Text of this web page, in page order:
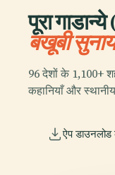
पूरा
बखूबी
96 देशों के 1,100+
कहानियाँ और
ऐप